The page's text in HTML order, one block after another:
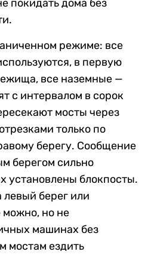
покидать дома без
режиме: все
в первую
все наземные —
с интервалом в сорок
мосты через
только по
берегу. Сообщение
берегом сильно
установлены блокпосты.
левый берег или
можно, но не
машинах без
мостам ездить